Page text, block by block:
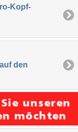
Kopf-
den